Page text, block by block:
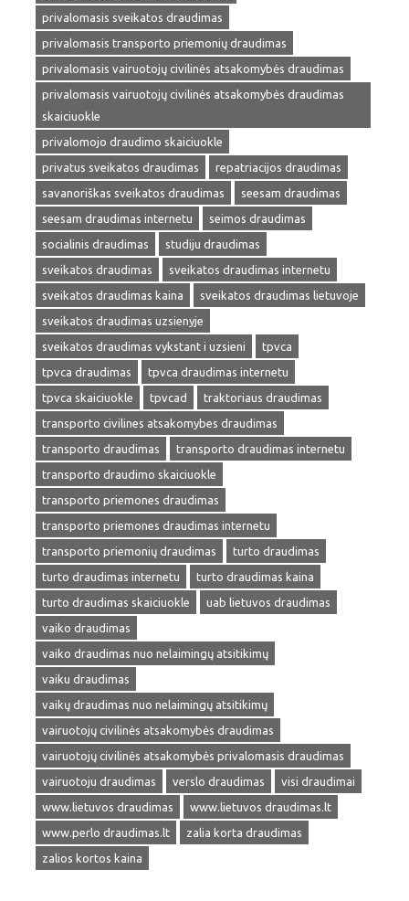
privalomasis sveikatos draudimas
privalomasis transporto priemonių draudimas
privalomasis vairuotojų civilinės atsakomybės draudimas
privalomasis vairuotojų civilinės atsakomybės draudimas
skaiciuokle
privalomojo draudimo skaiciuokle
privatus sveikatos draudimas
repatriacijos draudimas
savanoriškas sveikatos draudimas
seesam draudimas
seesam draudimas internetu
seimos draudimas
socialinis draudimas
studiju draudimas
sveikatos draudimas
sveikatos draudimas internetu
sveikatos draudimas kaina
sveikatos draudimas lietuvoje
sveikatos draudimas uzsienyje
sveikatos draudimas vykstant i uzsieni
tpvca
tpvca draudimas
tpvca draudimas internetu
tpvca skaiciuokle
tpvcad
traktoriaus draudimas
transporto civilines atsakomybes draudimas
transporto draudimas
transporto draudimas internetu
transporto draudimo skaiciuokle
transporto priemones draudimas
transporto priemones draudimas internetu
transporto priemonių draudimas
turto draudimas
turto draudimas internetu
turto draudimas kaina
turto draudimas skaiciuokle
uab lietuvos draudimas
vaiko draudimas
vaiko draudimas nuo nelaimingų atsitikimų
vaiku draudimas
vaikų draudimas nuo nelaimingų atsitikimų
vairuotojų civilinės atsakomybės draudimas
vairuotojų civilinės atsakomybės privalomasis draudimas
vairuotoju draudimas
verslo draudimas
visi draudimai
www.lietuvos draudimas
www.lietuvos draudimas.lt
www.perlo draudimas.lt
zalia korta draudimas
zalios kortos kaina